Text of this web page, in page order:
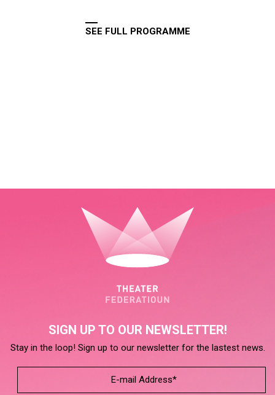
SEE FULL PROGRAMME
SIGN UP TO OUR NEWSLETTER!
Stay in the loop! Sign up to our newsletter for the lastest news.